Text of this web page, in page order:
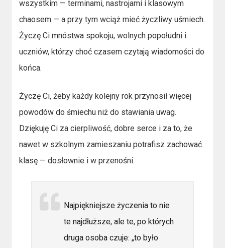
wszystkim — terminami, nastrojami i klasowym
chaosem — a przy tym wciąż mieć życzliwy uśmiech.
Życzę Ci mnóstwa spokoju, wolnych popołudni i
uczniów, którzy choć czasem czytają wiadomości do
końca.
Życzę Ci, żeby każdy kolejny rok przynosił więcej
powodów do śmiechu niż do stawiania uwag.
Dziękuję Ci za cierpliwość, dobre serce i za to, że
nawet w szkolnym zamieszaniu potrafisz zachować
klasę — dosłownie i w przenośni.
Najpiękniejsze życzenia to nie
te najdłuższe, ale te, po których
druga osoba czuje: „to było